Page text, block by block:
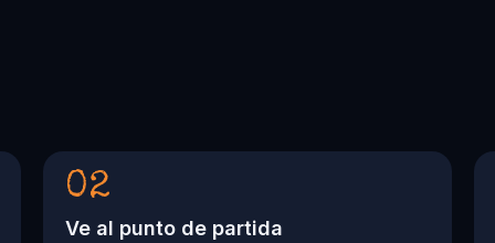
02
Ve al punto de partida